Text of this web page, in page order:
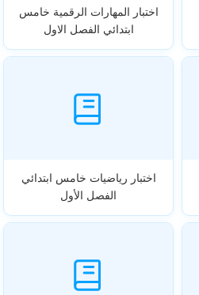
اختبار المهارات الرقمية خامس
ابتدائي الفصل الاول
اختبار رياضيات خامس ابتدائي
الفصل الأول